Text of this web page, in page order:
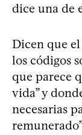
dice una de
Dicen que
los códigos
que parece
vida” y
necesarias